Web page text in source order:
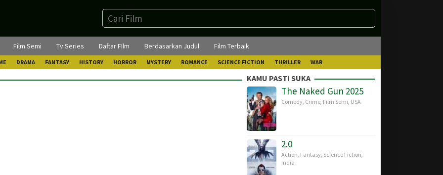
Film Semi Tv Series Daftar FIlm Berdasarkan Judul Film Terbaik
DRAMA FANTASY HISTORY HORROR MYSTERY ROMANCE SCIENCE FICTION THRILLER WAR
KAMU PASTI SUKA
The Naked Gun 2025
Comedy, Crime, Film Semi, USA
2.0
Action, Fantasy, Science Fiction,
India